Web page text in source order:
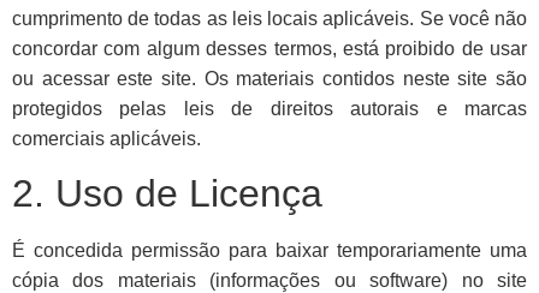
cumprimento de todas as leis locais aplicáveis. Se você não
concordar com algum desses termos, está proibido de usar
ou acessar este site. Os materiais contidos neste site são
protegidos pelas leis de direitos autorais e marcas
comerciais aplicáveis.
2. Uso de Licença
É concedida permissão para baixar temporariamente uma
cópia dos materiais (informações ou software) no site